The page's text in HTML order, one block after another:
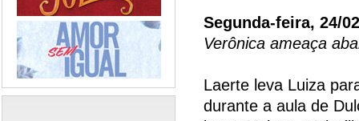
Segunda-feira, 24/
Verônica ameaça
Laerte leva Luiza
durante a aula de